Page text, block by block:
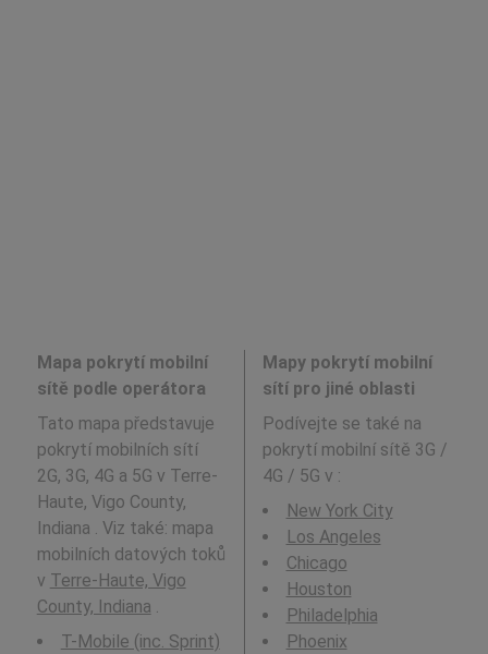
Mapa pokrytí mobilní
sítě podle operátora
Tato mapa představuje
pokrytí mobilních sítí
2G, 3G, 4G a 5G v Terre-
Haute, Vigo County,
Indiana . Viz také: mapa
mobilních datových toků
v Terre-Haute, Vigo
County, Indiana .
T-Mobile (inc. Sprint)
Mapy pokrytí mobilní
sítí pro jiné oblasti
Podívejte se také na
pokrytí mobilní sítě 3G /
4G / 5G v :
New York City
Los Angeles
Chicago
Houston
Philadelphia
Phoenix